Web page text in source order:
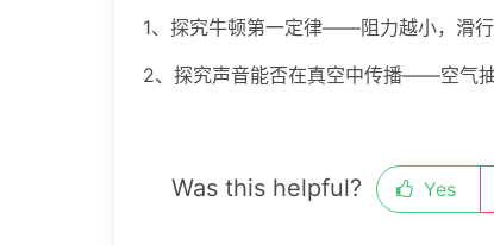
1、探究牛顿第一定律——阻力越小，滑
2、探究声音能否在真空中传播——空气
Was this helpful? Yes